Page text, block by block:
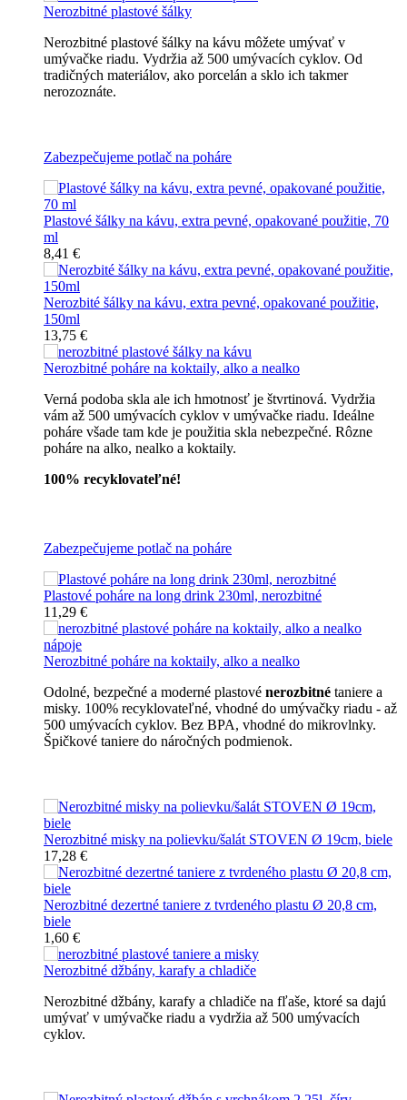
Nerozbitné plastové šálky
Nerozbitné plastové šálky na kávu môžete umývať v
umývačke riadu. Vydržia až 500 umývacích cyklov. Od
tradičných materiálov, ako porcelán a sklo ich takmer
nerozoznáte.
Zabezpečujeme potlač na poháre
Plastové šálky na kávu, extra pevné, opakované použitie, 70
ml
8,41 €
Nerozbité šálky na kávu, extra pevné, opakované použitie,
150ml
13,75 €
Nerozbitné poháre na koktaily, alko a nealko
Verná podoba skla ale ich hmotnosť je štvrtinová. Vydržia
vám až 500 umývacích cyklov v umývačke riadu. Ideálne
poháre všade tam kde je použitia skla nebezpečné. Rôzne
poháre na alko, nealko a koktaily.
100% recyklovateľné!
Zabezpečujeme potlač na poháre
Plastové poháre na long drink 230ml, nerozbitné
11,29 €
Nerozbitné poháre na koktaily, alko a nealko
Odolné, bezpečné a moderné plastové nerozbitné taniere a
misky. 100% recyklovateľné, vhodné do umývačky riadu - až
500 umývacích cyklov. Bez BPA, vhodné do mikrovlnky.
Špičkové taniere do náročných podmienok.
Nerozbitné misky na polievku/šalát STOVEN Ø 19cm, biele
17,28 €
Nerozbitné dezertné taniere z tvrdeného plastu Ø 20,8 cm,
biele
1,60 €
Nerozbitné džbány, karafy a chladiče
Nerozbitné džbány, karafy a chladiče na fľaše, ktoré sa dajú
umývať v umývačke riadu a vydržia až 500 umývacích
cyklov.